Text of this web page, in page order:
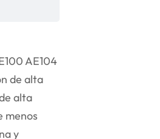
AE104
de alta
alta
menos
y